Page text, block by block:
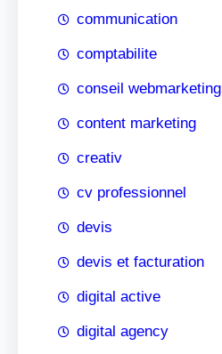
communication
comptabilite
conseil webmarketing
content marketing
creativ
cv professionnel
devis
devis et facturation
digital active
digital agency